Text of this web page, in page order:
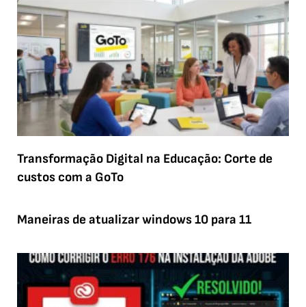
Transformação Digital na Educação: Corte de
custos com a GoTo
Maneiras de atualizar windows 10 para 11